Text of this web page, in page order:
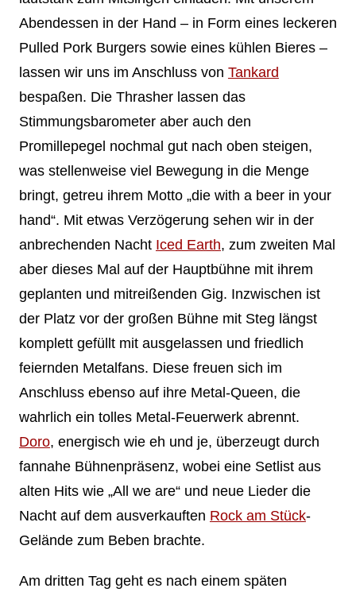
Abendessen in der Hand – in Form eines leckeren
Pulled Pork Burgers sowie eines kühlen Bieres –
lassen wir uns im Anschluss von Tankard
bespaßen. Die Thrasher lassen das
Stimmungsbarometer aber auch den
Promillepegel nochmal gut nach oben steigen,
was stellenweise viel Bewegung in die Menge
bringt, getreu ihrem Motto „die with a beer in your
hand“. Mit etwas Verzögerung sehen wir in der
anbrechenden Nacht Iced Earth, zum zweiten Mal
aber dieses Mal auf der Hauptbühne mit ihrem
geplanten und mitreißenden Gig. Inzwischen ist
der Platz vor der großen Bühne mit Steg längst
komplett gefüllt mit ausgelassen und friedlich
feiernden Metalfans. Diese freuen sich im
Anschluss ebenso auf ihre Metal-Queen, die
wahrlich ein tolles Metal-Feuerwerk abrennt.
Doro, energisch wie eh und je, überzeugt durch
fannahe Bühnenpräsenz, wobei eine Setlist aus
alten Hits wie „All we are“ und neue Lieder die
Nacht auf dem ausverkauften Rock am Stück-
Gelände zum Beben brachte.
Am dritten Tag geht es nach einem späten